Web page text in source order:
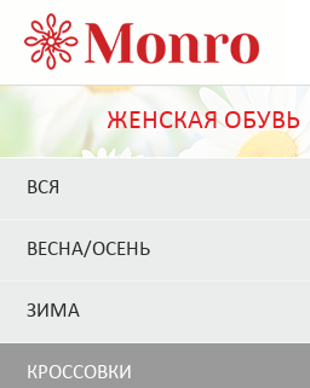
ЖЕНСКАЯ ОБУВЬ
ВСЯ
ВЕСНА/ОСЕНЬ
ЗИМА
КРОССОВКИ